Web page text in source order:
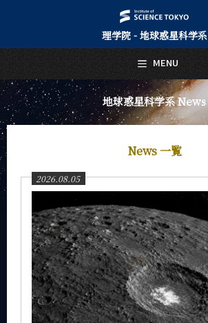
理学院 - 地球惑星科学系
地球惑星科学系 News
News 一覧
2026.08.05
MENU
日本語
トップページ
Top Page
地球惑星科学系について
About Us
教員・研究室
Faculty and Laboratories
未来
Future
入学案内
Admissions
地球惑星科学系 News
News